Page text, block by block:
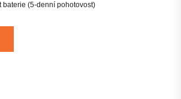
baterie (5-denní pohotovost)